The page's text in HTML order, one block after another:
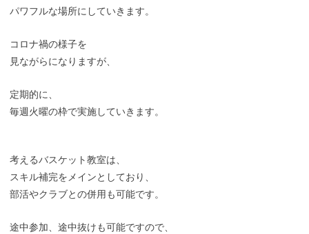
パワフルな場所にしていきます。
コロナ禍の様子を
見ながらになりますが、
定期的に、
毎週火曜の枠で実施していきます。
考えるバスケット教室は、
スキル補完をメインとしており、
部活やクラブとの併用も可能です。
途中参加、途中抜けも可能ですので、